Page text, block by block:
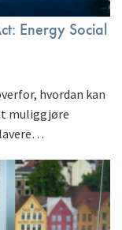
Energy Social
hvordan kan
muliggjøre